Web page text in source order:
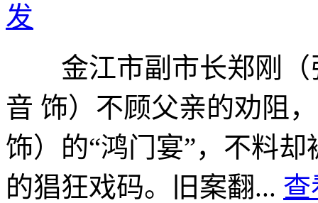
发
金江市副市长郑刚（
音 饰）不顾父亲的劝阻
饰）的“鸿门宴”，不料
的猖狂戏码。旧案翻... 查